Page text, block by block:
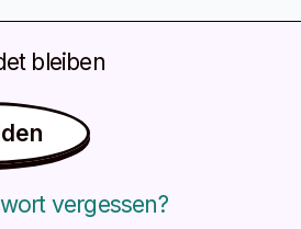
bleiben
vergessen?